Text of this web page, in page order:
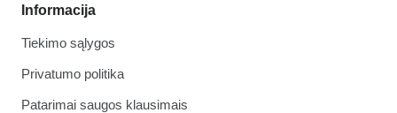
Informacija
Tiekimo sąlygos
Privatumo politika
Patarimai saugos klausimais